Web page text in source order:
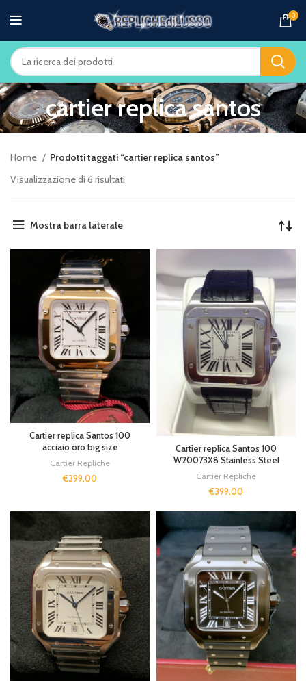
0
cartier replica santos
Home
Prodotti taggati “cartier replica santos”
Visualizzazione di 6 risultati
Mostra barra laterale
Cartier replica Santos 100
acciaio oro big size
Cartier Repliche
€399.00
Cartier replica Santos 100
W20073X8 Stainless Steel
Cartier Repliche
€399.00